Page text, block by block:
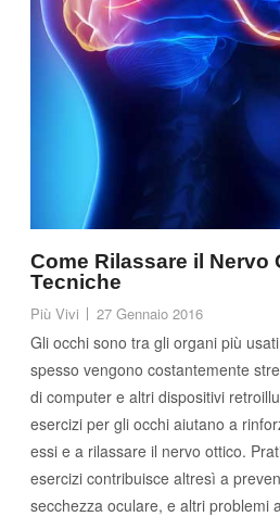
Come Rilassare il Nervo
Tecniche
Più Vivi 27 Gennaio 2016
Gli occhi sono tra gli organi più
spesso vengono costantemente
di computer e altri dispositivi
esercizi per gli occhi aiutano a
essi e a rilassare il nervo ottico.
esercizi contribuisce altresì a
secchezza oculare, e altri problemi